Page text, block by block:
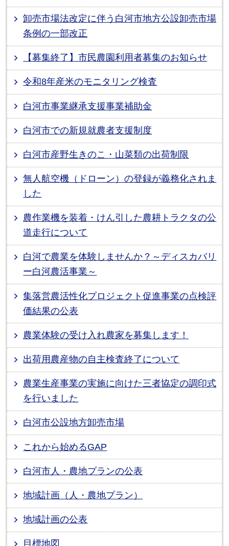
卸売市場法改定に伴う白河市地方公設卸売市場
条例の一部改正
【募集終了】市民農園利用者募集のお知らせ
令和8年産米のモニタリング検査
白河市事業継承支援事業補助金
白河市での新規就農者支援制度
白河市産野生きのこ・山菜類の出荷制限
無人航空機（ドローン）の登録が義務化されま
した
農作業機を装着・けん引した農耕トラクタの公
道走行について
白河で農業を体験しませんか？～ディスカバリ
ー白河農活事業～
集落営農活性化プロジェクト促進事業の点検評
価結果の公表
農業体験の受け入れ農家を募集します！
出荷用農産物の自主検査終了について
農業生産事業の実施に向けた三者協定の調印式
を行いました
白河市公設地方卸売市場
これから始めるGAP
白河市人・農地プランの公表
地域計画（人・農地プラン）
地域計画の公表
目標地図